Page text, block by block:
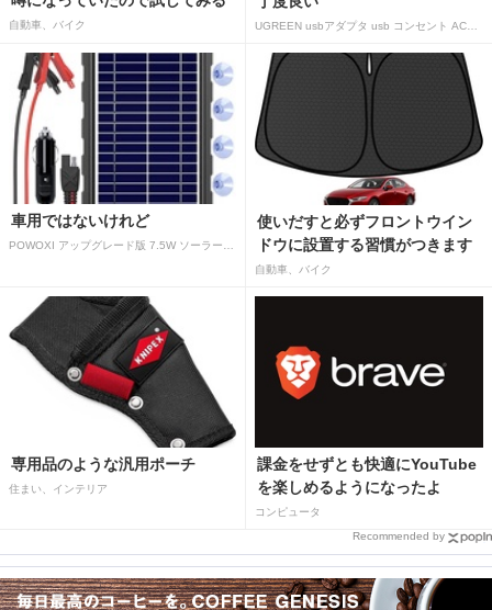
自動車、バイク
車用ではないけれど
使いだすと必ずフロントウイン
ドウに設置する習慣がつきます
自動車、バイク
専用品のような汎用ポーチ
住まい、インテリア
課金をせずとも快適にYouTube
を楽しめるようになったよ
コンピュータ
Recommended by